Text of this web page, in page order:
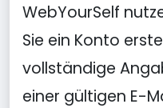
WebYourSelf
Sie ein Konto
vollständige
einer gültigen E-